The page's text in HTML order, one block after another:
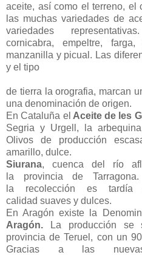
aceite, así como el terreno,
las muchas variedades de
variedades
cornicabra, empeltre,
manzanilla y picual. Las
y el tipo
de tierra la orografia, marcan
una denominación de origen.
En Cataluña el Aceite de les
Segria y Urgell, la
Olivos de producción
amarillo, dulce.
Siurana, cuenca del río
la provincia de
la recolección es
calidad suaves y dulces.
En Aragón existe la
Aragón. La producción se
provincia de Teruel, con un
Gracias a las